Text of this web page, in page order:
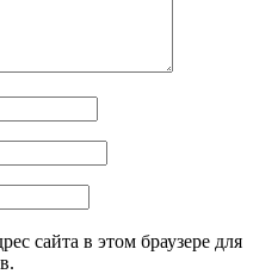
сайта в этом браузере для